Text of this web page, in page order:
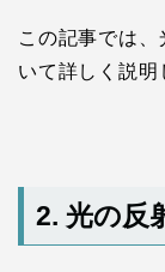
この記事では
いて詳しく説明
2. 光の反